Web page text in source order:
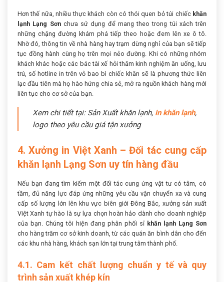
Hơn thế nữa, nhiều thực khách còn có thói quen bỏ túi chiếc khăn
lạnh Lạng Sơnchưa sử dụng để mang theo trong túi xách trên
những chặng đường khám phá tiếp theo hoặc đem lên xe ô tô.
Nhờ đó, thông tin về nhà hàng hay trạm dừng nghỉ của bạn sẽ tiếp
tục đồng hành cùng họ trên mọi nẻo đường. Khi có những nhóm
khách khác hoặc các bác tài xế hỏi thăm kinh nghiệm ăn uống, lưu
trú, số hotline in trên vỏ bao bì chiếc khăn sẽ là phương thức liên
lạc đầu tiên mà họ hào hứng chia sẻ, mở ra nguồn khách hàng mới
liên tục cho cơ sở của bạn.
Xem chi tiết tại: Sản Xuất khăn lạnh, in khăn lạnh,
logo theo yêu cầu giá tận xưởng
4. Xưởng in Việt Xanh – Đối tác cung cấp
khăn lạnh Lạng Sơn uy tín hàng đầu
Nếu bạn đang tìm kiếm một đối tác cung ứng vật tư có tâm, có
tầm, đủ năng lực đáp ứng những yêu cầu vận chuyển xa và cung
cấp số lượng lớn lên khu vực biên giới Đông Bắc, xưởng sản xuất
Việt Xanh tự hào là sự lựa chọn hoàn hảo dành cho doanh nghiệp
của bạn. Chúng tôi hiện đang phân phối sỉ khăn lạnh Lạng Sơn
cho hàng trăm cơ sở kinh doanh, từ các quán ăn bình dân cho đến
các khu nhà hàng, khách sạn lớn tại trung tâm thành phố.
4.1. Cam kết chất lượng chuẩn y tế và quy
trình sản xuất khép kín